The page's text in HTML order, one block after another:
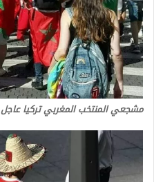
مشجعي المنتخب المغربي تركيا عاجل